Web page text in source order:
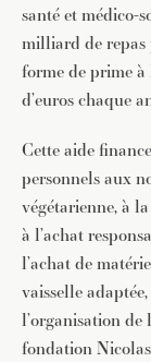
santé et médico-
milliard de repas
forme de prime
d’euros chaque
Cette aide
personnels aux
végétarienne, à
à l’achat
l’achat de
vaisselle
l’organisation
fondation